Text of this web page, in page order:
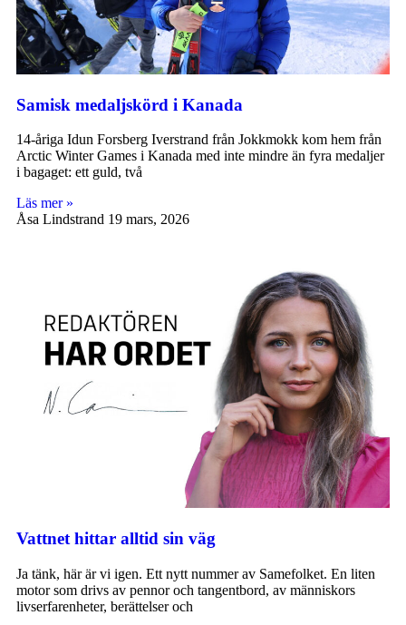
Samisk medaljskörd i Kanada
14-åriga Idun Forsberg Iverstrand från Jokkmokk kom hem från
Arctic Winter Games i Kanada med inte mindre än fyra medaljer
i bagaget: ett guld, två
Läs mer »
Åsa Lindstrand 19 mars, 2026
Vattnet hittar alltid sin väg
Ja tänk, här är vi igen. Ett nytt nummer av Samefolket. En liten
motor som drivs av pennor och tangentbord, av människors
livserfarenheter, berättelser och